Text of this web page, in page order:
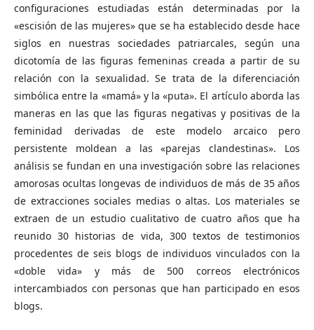
configuraciones estudiadas están determinadas por la
«escisión de las mujeres» que se ha establecido desde hace
siglos en nuestras sociedades patriarcales, según una
dicotomía de las figuras femeninas creada a partir de su
relación con la sexualidad. Se trata de la diferenciación
simbólica entre la «mamá» y la «puta». El artículo aborda las
maneras en las que las figuras negativas y positivas de la
feminidad derivadas de este modelo arcaico pero
persistente moldean a las «parejas clandestinas». Los
análisis se fundan en una investigación sobre las relaciones
amorosas ocultas longevas de individuos de más de 35 años
de extracciones sociales medias o altas. Los materiales se
extraen de un estudio cualitativo de cuatro años que ha
reunido 30 historias de vida, 300 textos de testimonios
procedentes de seis blogs de individuos vinculados con la
«doble vida» y más de 500 correos electrónicos
intercambiados con personas que han participado en esos
blogs.